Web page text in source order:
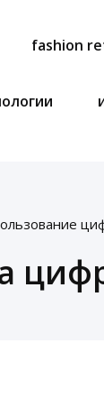
fashion